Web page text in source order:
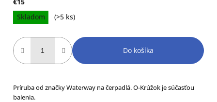
Jednotková
cena:
Skladom (>5 ks)
Do košíka
Príruba od značky Waterway na čerpadlá. O-Krúžok je súčasťou
balenia.